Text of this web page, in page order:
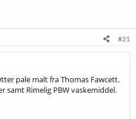
#21
pale malt fra Thomas Fawcett.
samt Rimelig PBW vaskemiddel.